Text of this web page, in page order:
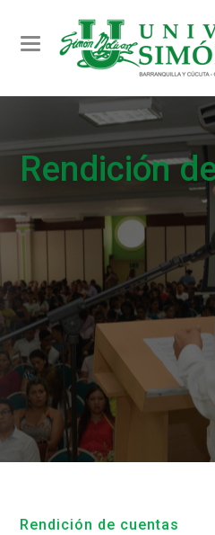
Toggle navigation
Rendición
Rendición de cuentas